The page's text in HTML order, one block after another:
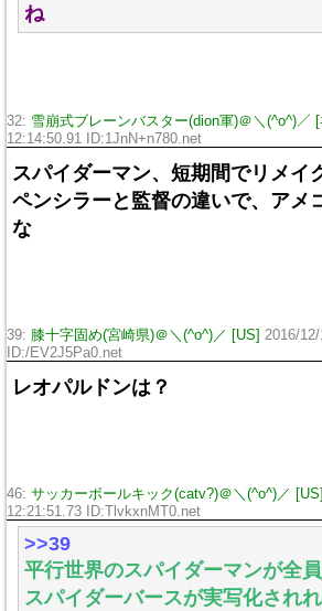
ね
32: 雪崩式ブレーンバスター(dion軍)＠＼(^o^)／ [
12:14:50.91 ID:1JnN+n780.net
スパイダーマン、短期間でリメイ
ペンシラーと監督の違いで、アメ
な
39: 膝十字固め(宮崎県)＠＼(^o^)／ [US]
2016/
ID:/EV2J5Pa0.net
レオパルドンは？
46: サッカーボールキック(catv?)＠＼(^o^)／ [US]
12:21:51.73 ID:TlvkxnMT0.net
>>39
平行世界のスパイダーマンが全
スパイダーバースが実写化され